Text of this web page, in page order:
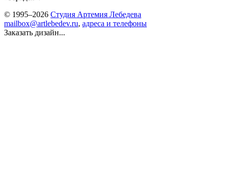
© 1995–2026 Студия Артемия Лебедева
mailbox@artlebedev.ru, адреса и телефоны
Заказать дизайн...